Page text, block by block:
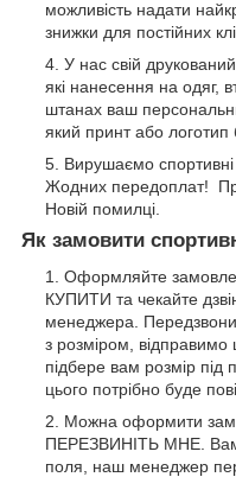
можливість надати
знижки для постійних
У нас свій
які нанесення на одяг,
штанах ваш
який принт або логотип
Вирушаємо
Жодних передоплат!
Новій помилці.
Як замовити
Оформляйте
КУПИТИ та чекайте
менеджера.
з розміром,
підбере вам розмір під
цього потрібно буде
Можна оформити
ПЕРЕЗВИНІТЬ МНЕ. Вам
поля, наш менеджер